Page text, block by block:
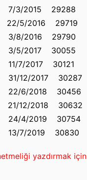
7/3/2015 29288
22/5/2016 29719
3/8/2016 29790
3/5/2017 30055
11/7/2017 30121
31/12/2017 30287
22/6/2018 30456
21/12/2018 30632
24/4/2019 30754
13/7/2019 30830
yazdırmak için